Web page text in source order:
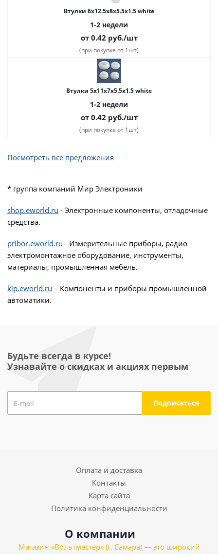
Втулки 6х12.5х8х5.5х1.5 white
1-2 недели
от 0.42 руб./шт
(при покупке от 1шт)
Втулки 5х11х7х5.5х1.5 white
1-2 недели
от 0.42 руб./шт
(при покупке от 1шт)
Посмотреть все предложения
* группа компаний Мир Электроники
shop.eworld.ru - Электронные компоненты, отладочные
средства.
pribor.eworld.ru - Измерительные приборы, радио
электромонтажное оборудование, инструменты,
материалы, промышленная мебель.
kip.eworld.ru – Компоненты и приборы промышленной
автоматики.
Будьте всегда в курсе!
Узнавайте о скидках и акциях первым
Оплата и доставка
Контакты
Карта сайта
Политика конфиденциальности
О компании
Магазин «Вольтмастер» (г. Самара) — это широкий